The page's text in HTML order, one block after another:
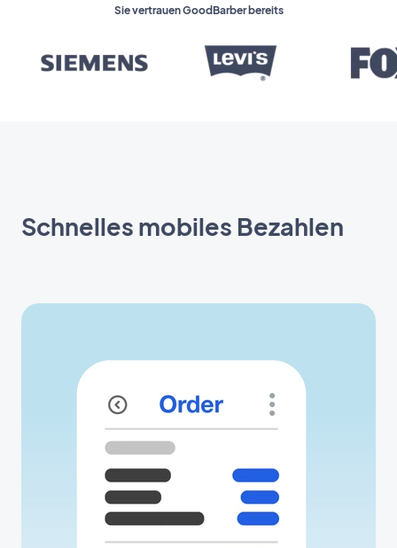
Sie vertrauen GoodBarber bereits
Schnelles mobiles Bezahlen